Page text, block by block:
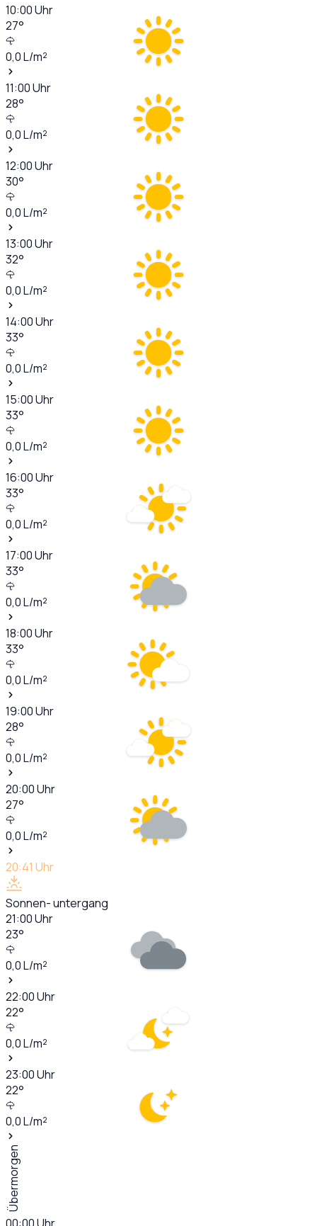
10:00Uhr
27°
0,0L/m²
11:00Uhr
28°
0,0L/m²
12:00Uhr
30°
0,0L/m²
13:00Uhr
32°
0,0L/m²
14:00Uhr
33°
0,0L/m²
15:00Uhr
33°
0,0L/m²
16:00Uhr
33°
0,0L/m²
17:00Uhr
33°
0,0L/m²
18:00Uhr
33°
0,0L/m²
19:00Uhr
28°
0,0L/m²
20:00Uhr
27°
0,0L/m²
20:41 Uhr
Sonnen- untergang
21:00Uhr
23°
0,0L/m²
22:00Uhr
22°
0,0L/m²
23:00Uhr
22°
0,0L/m²
Übermorgen